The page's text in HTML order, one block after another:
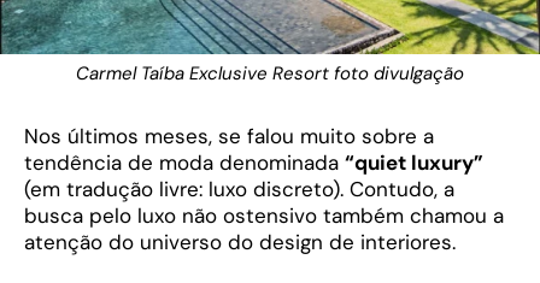
Carmel Taíba Exclusive Resort foto divulgação
Nos últimos meses, se falou muito sobre a
tendência de moda denominada “quiet luxury”
(em tradução livre: luxo discreto). Contudo, a
busca pelo luxo não ostensivo também chamou a
atenção do universo do design de interiores.